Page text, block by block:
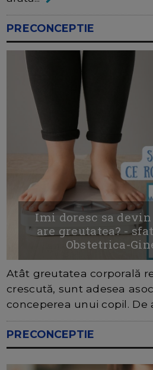
PRECONCEPTIE
Imi doresc sa devin
are greutatea? -
Obstetrica-
Atât greutatea corporală
crescută, sunt adesea
conceperea unui copil. De
PRECONCEPTIE